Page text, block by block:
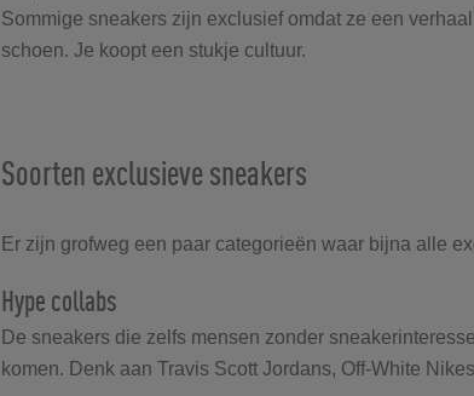
Sommige sneakers zijn exclusief omdat ze een
schoen. Je koopt een stukje cultuur.
Soorten exclusieve sneakers
Er zijn grofweg een paar categorieën waar bijna alle
Hype collabs
De sneakers die zelfs mensen zonder
komen. Denk aan Travis Scott Jordans, Off-White